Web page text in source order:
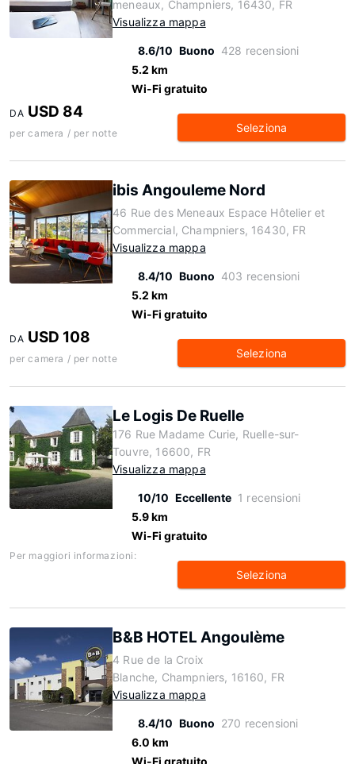
meneaux, Champniers, 16430, FR
Visualizza mappa
8.6/10 Buono 428 recensioni
5.2 km
Wi-Fi gratuito
DA USD 84
per camera / per notte Seleziona
ibis Angouleme Nord
46 Rue des Meneaux Espace Hôtelier et
Commercial, Champniers, 16430, FR
Visualizza mappa
8.4/10 Buono 403 recensioni
5.2 km
Wi-Fi gratuito
DA USD 108
per camera / per notte Seleziona
Le Logis De Ruelle
176 Rue Madame Curie, Ruelle-sur-
Touvre, 16600, FR
Visualizza mappa
10/10 Eccellente 1 recensioni
5.9 km
Wi-Fi gratuito
Per maggiori informazioni:
Seleziona
B&B HOTEL Angoulème
4 Rue de la Croix
Blanche, Champniers, 16160, FR
Visualizza mappa
8.4/10 Buono 270 recensioni
6.0 km
Wi-Fi gratuito